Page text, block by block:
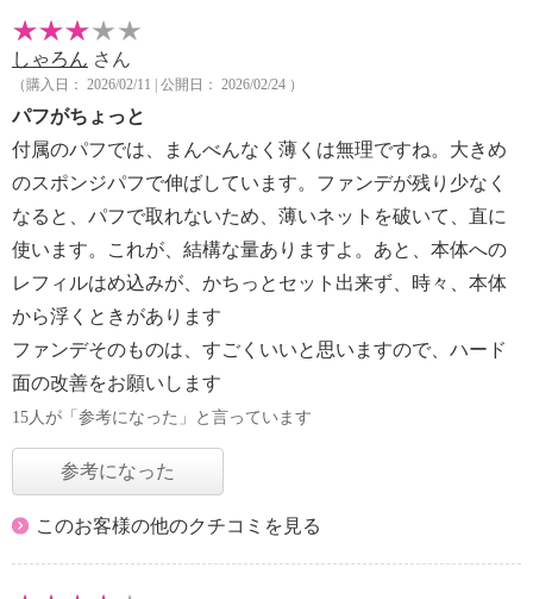
しゃろん さん
（購入日： 2026/02/11 | 公開日： 2026/02/24 ）
パフがちょっと
付属のパフでは、まんべんなく薄くは無理ですね。大きめ
のスポンジパフで伸ばしています。ファンデが残り少なく
なると、パフで取れないため、薄いネットを破いて、直に
使います。これが、結構な量ありますよ。あと、本体への
レフィルはめ込みが、かちっとセット出来ず、時々、本体
から浮くときがあります
ファンデそのものは、すごくいいと思いますので、ハード
面の改善をお願いします
15人が「参考になった」と言っています
参考になった
このお客様の他のクチコミを見る